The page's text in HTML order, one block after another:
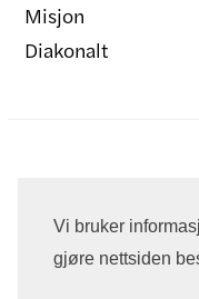
Vi bruker
gjøre nettsiden
Misjon
Diakonalt